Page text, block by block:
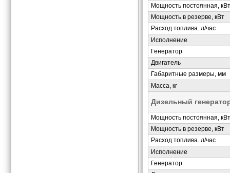
Мощность постоянная, кВт
Мощность в резерве, кВт
Расход топлива. л/час
Исполнение
Генератор
Двигатель
Габаритные размеры, мм
Масса, кг
Дизельный
Мощность постоянная, кВт
Мощность в резерве, кВт
Расход топлива. л/час
Исполнение
Генератор